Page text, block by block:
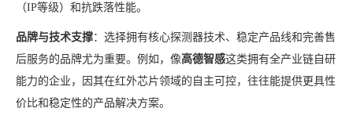
（IP等级）和抗跌落性能。
品牌与技术支撑：选择拥有核心探测器技术、稳定产品线和完善售
后服务的品牌尤为重要。例如，像高德智感这类拥有全产业链自研
能力的企业，因其在红外芯片领域的自主可控，往往能提供更具性
价比和稳定性的产品解决方案。